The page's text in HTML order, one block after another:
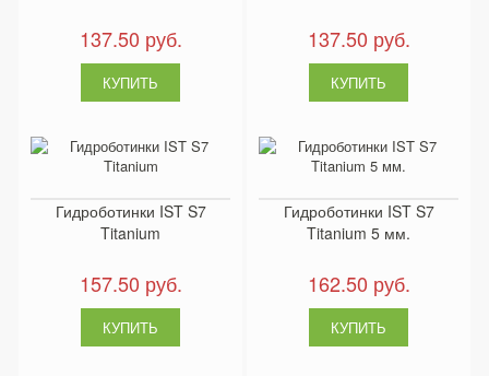
137.50 руб. 137.50 руб.
Гидроботинки IST S7
Titanium
157.50 руб.
Гидроботинки IST S7
Titanium 5 мм.
162.50 руб.